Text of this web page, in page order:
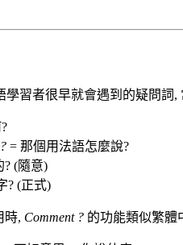
習者很早就會遇到的疑問詞,
= 那個用法語怎麼說?
? (隨意)
? (正式)
時, Comment ? 的功能類似繁體